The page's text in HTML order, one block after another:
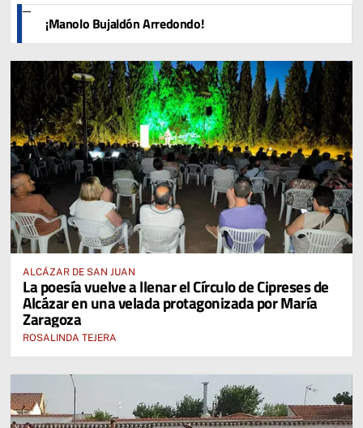
¡Manolo Bujaldón Arredondo!
ALCÁZAR DE SAN JUAN
La poesía vuelve a llenar el Círculo de Cipreses de
Alcázar en una velada protagonizada por María
Zaragoza
ROSALINDA TEJERA